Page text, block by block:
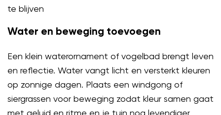
te blijven
Water en beweging toevoegen
Een klein waterornament of vogelbad brengt leven
en reflectie. Water vangt licht en versterkt kleuren
op zonnige dagen. Plaats een windgong of
siergrassen voor beweging zodat kleur samen gaat
met geluid en ritme en je tuin nog levendiger